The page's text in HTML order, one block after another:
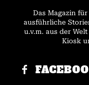
Das Magazin
ausführliche
u.v.m. aus der
Kiosk